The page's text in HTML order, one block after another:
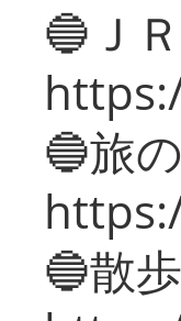
🔵Ｊ
🔵旅
🔵散